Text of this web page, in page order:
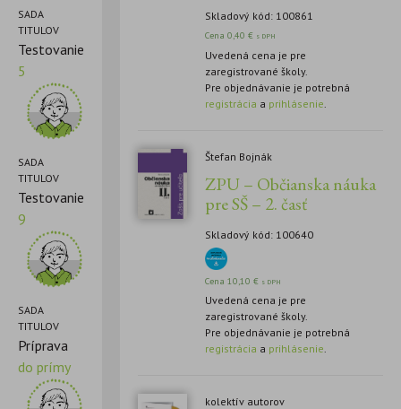
SADA
TITULOV
Testovanie
5
SADA
TITULOV
Testovanie
9
SADA
TITULOV
Príprava
do prímy
Skladový kód: 100861
Cena0,40€ s DPH
Uvedená cena je pre
zaregistrované školy.
Pre objednávanie je potrebná
registrácia a prihlásenie
Štefan Bojnák
ZPU – Občianska náuka
pre SŠ – 2. časť
Skladový kód: 100640
Cena10,10€ s DPH
Uvedená cena je pre
zaregistrované školy.
Pre objednávanie je potrebná
registrácia a prihlásenie
kolektív autorov